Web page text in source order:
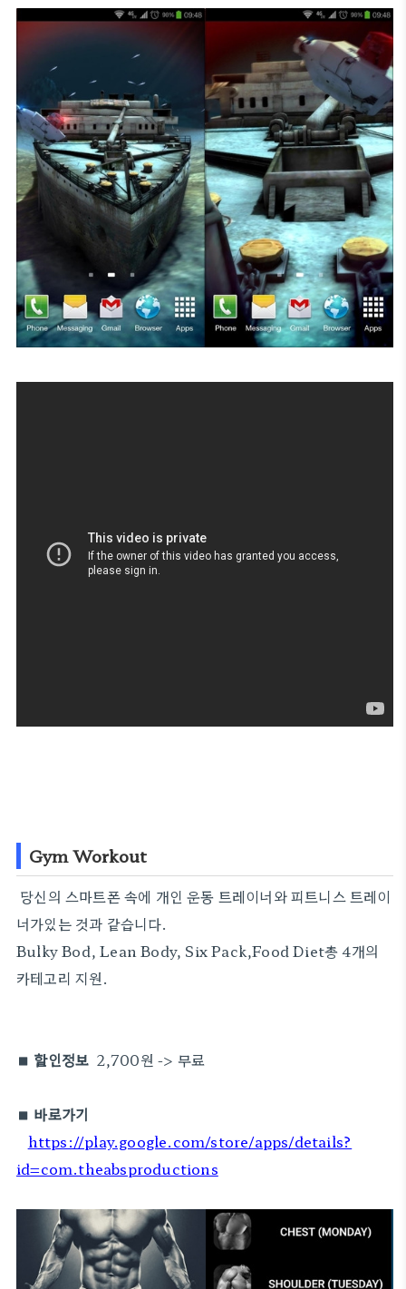
Gym Workout
당신의 스마트폰 속에 개인 운동 트레이너와 피트니스 트레이
너가있는 것과 같습니다.
Bulky Bod, Lean Body, Six Pack,Food Diet총 4개의
카테고리 지원.
■ 할인정보 2,700원 -> 무료
■ 바로가기
https://play.google.com/store/apps/details?
id=com.theabsproductions